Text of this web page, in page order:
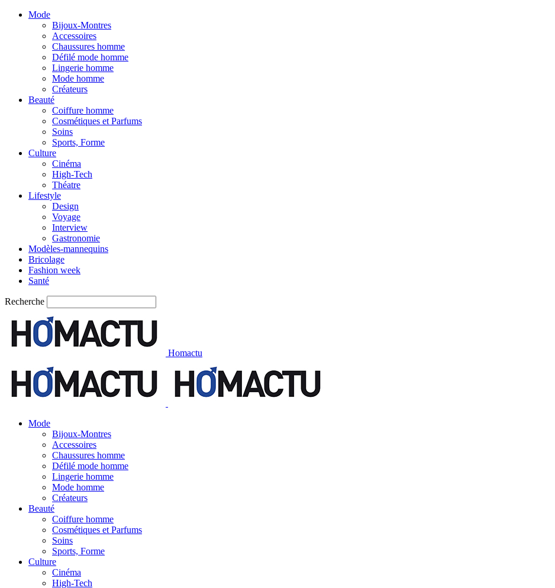
Mode
Bijoux-Montres
Accessoires
Chaussures homme
Défilé mode homme
Lingerie homme
Mode homme
Créateurs
Beauté
Coiffure homme
Cosmétiques et Parfums
Soins
Sports, Forme
Culture
Cinéma
High-Tech
Théatre
Lifestyle
Design
Voyage
Interview
Gastronomie
Modèles-mannequins
Bricolage
Fashion week
Santé
Recherche
Homactu
Mode
Bijoux-Montres
Accessoires
Chaussures homme
Défilé mode homme
Lingerie homme
Mode homme
Créateurs
Beauté
Coiffure homme
Cosmétiques et Parfums
Soins
Sports, Forme
Culture
Cinéma
High-Tech